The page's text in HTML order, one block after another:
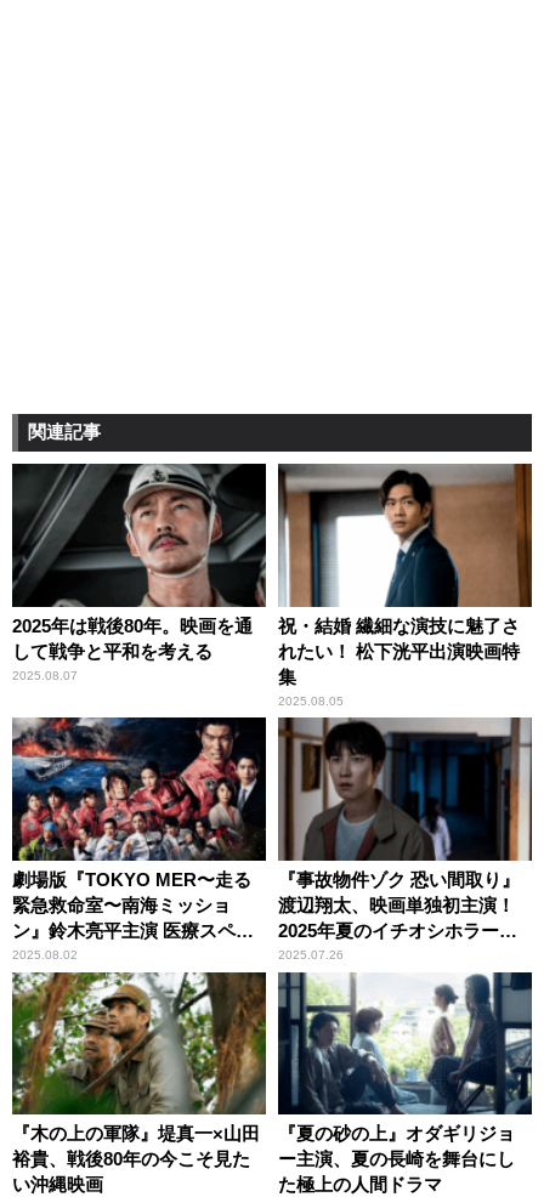
関連記事
2025年は戦後80年。映画を通
して戦争と平和を考える
2025.08.07
祝・結婚 繊細な演技に魅了さ
れたい！ 松下洸平出演映画特
集
2025.08.05
劇場版『TOKYO MER〜走る
緊急救命室〜南海ミッショ
ン』鈴木亮平主演 医療スペシ
ャリストの活躍を描いた人気
シリーズが、再びスクリーン
に
2025.08.02
『事故物件ゾク 恐い間取り』
渡辺翔太、映画単独初主演！
2025年夏のイチオシホラー映
画
2025.07.26
『木の上の軍隊』堤真一×山田
裕貴、戦後80年の今こそ見た
い沖縄映画
『夏の砂の上』オダギリジョ
ー主演、夏の長崎を舞台にし
た極上の人間ドラマ